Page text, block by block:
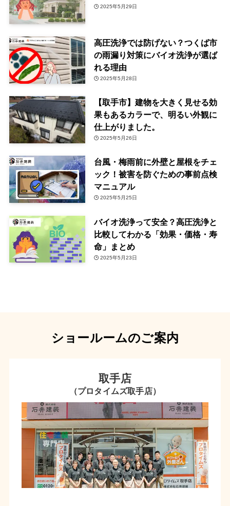
2025年5月29日
高圧洗浄では防げない？つくば市
の雨漏り対策にバイオ洗浄が選ば
れる理由
2025年5月28日
【取手市】建物を大きく見せる効
果もあるカラーで、明るい外観に
仕上がりました。
2025年5月26日
台風・梅雨前に外壁と屋根をチェ
ック！被害を防ぐための事前点検
マニュアル
2025年5月25日
バイオ洗浄って安全？高圧洗浄と
比較してわかる「効果・価格・寿
命」まとめ
2025年5月23日
ショールームのご案内
取手店
（プロタイムズ取手店）